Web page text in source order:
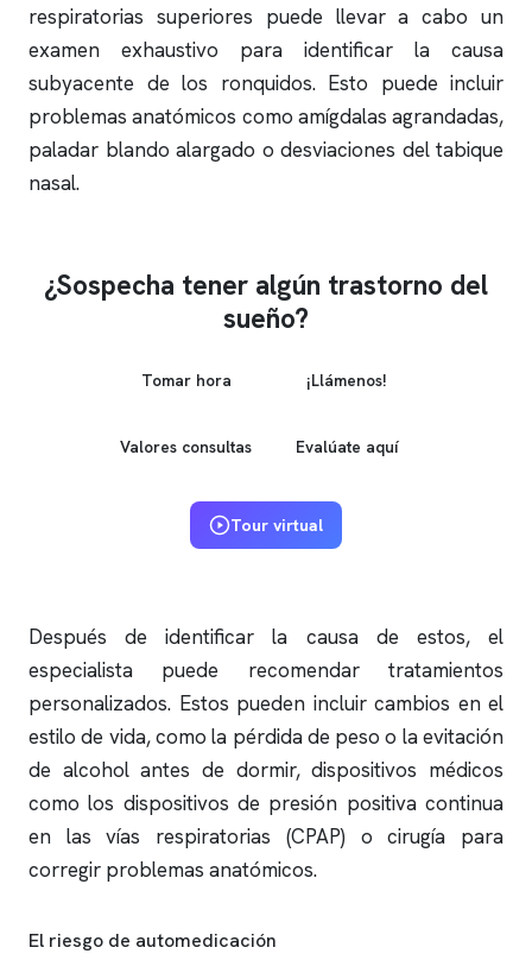
respiratorias superiores puede llevar a cabo un
examen exhaustivo para identificar la causa
subyacente de los ronquidos. Esto puede incluir
problemas anatómicos como amígdalas agrandadas,
paladar blando alargado o desviaciones del tabique
nasal.
¿Sospecha tener algún trastorno del
sueño?
Tomar hora ¡Llámenos!
Valores consultas Evalúate aquí
Tour virtual
Después de identificar la causa de estos, el
especialista puede recomendar tratamientos
personalizados. Estos pueden incluir cambios en el
estilo de vida, como la pérdida de peso o la evitación
de alcohol antes de dormir, dispositivos médicos
como los dispositivos de presión positiva continua
en las vías respiratorias (CPAP) o cirugía para
corregir problemas anatómicos.
El riesgo de automedicación